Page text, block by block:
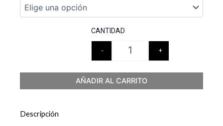
CANTIDAD
- +
AÑADIR AL CARRITO
Descripción